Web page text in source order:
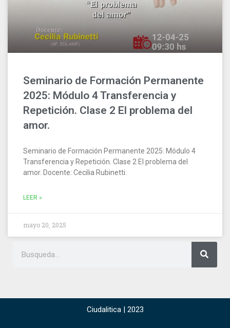
Seminario de Formación Permanente
2025: Módulo 4 Transferencia y
Repetición. Clase 2 El problema del
amor.
Seminario de Formación Permanente 2025: Módulo 4
Transferencia y Repetición. Clase 2 El problema del
amor. Docente: Cecilia Rubinetti.
LEER »
mayo 20, 2025
Ciudalitica | 2023